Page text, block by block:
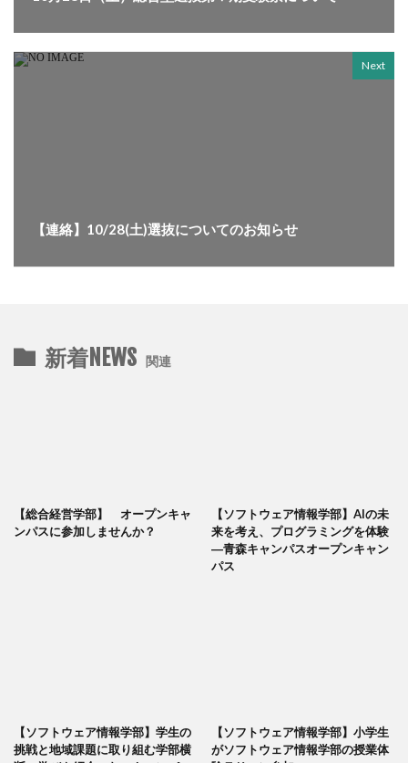
Next
【連絡】10/28(土)選抜についてのお知らせ
新着NEWS 関連
【総合経営学部】 オープンキャ
ンパスに参加しませんか？
【ソフトウェア情報学部】AIの未
来を考え、プログラミングを体験
―青森キャンパスオープンキャン
パス
【ソフトウェア情報学部】学生の
挑戦と地域課題に取り組む学部横
【ソフトウェア情報学部】小学生
がソフトウェア情報学部の授業体